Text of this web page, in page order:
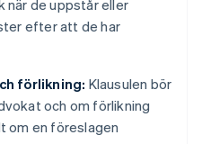
när de uppstår eller
efter att de har
förlikning: Klausulen bör
och om förlikning
om en föreslagen